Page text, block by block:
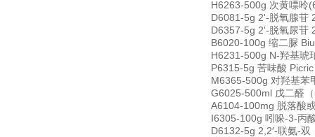
H6263-500g 次黄嘌呤
D6081-5g 2'-脱氧腺苷
D6357-5g 2'-脱氧尿苷
B6020-100g 缩二脲
H6231-500g N-羟基琥
P6315-5g 苦味酸
M6365-500g 对羟基苯
G6025-500ml 戊二醛
A6104-100mg 脱落酸
I6305-100g 吲哚-3-丙
D6132-5g 2,2′-联氨-